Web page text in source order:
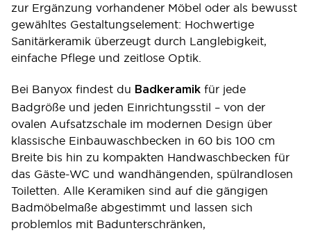
zur Ergänzung vorhandener Möbel oder als bewusst
gewähltes Gestaltungselement: Hochwertige
Sanitärkeramik überzeugt durch Langlebigkeit,
einfache Pflege und zeitlose Optik.
Bei Banyox findest du Badkeramik für jede
Badgröße und jeden Einrichtungsstil – von der
ovalen Aufsatzschale im modernen Design über
klassische Einbauwaschbecken in 60 bis 100 cm
Breite bis hin zu kompakten Handwaschbecken für
das Gäste-WC und wandhängenden, spülrandlosen
Toiletten. Alle Keramiken sind auf die gängigen
Badmöbelmaße abgestimmt und lassen sich
problemlos mit Badunterschränken,